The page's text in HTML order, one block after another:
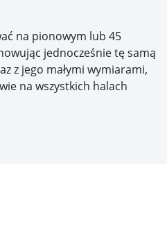
na pionowym lub 45
jednocześnie tę samą
z jego małymi wymiarami,
na wszystkich halach